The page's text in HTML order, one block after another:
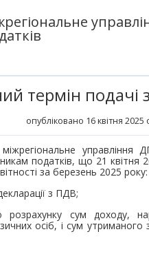
термін подачі
опубліковано 16 квітня 2025
податків, що 21 квітня
за березень 2025 року:
з ПДВ;
розрахунку сум доходу,
осіб, і сум